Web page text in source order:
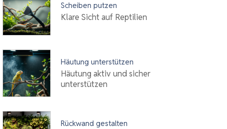
Scheiben putzen
Klare Sicht auf Reptilien
Häutung unterstützen
Häutung aktiv und sicher
unterstützen
Rückwand gestalten